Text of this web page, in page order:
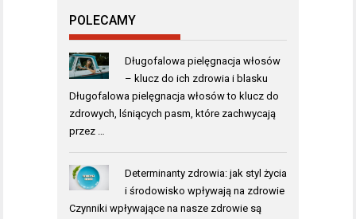
POLECAMY
Długofalowa pielęgnacja włosów
– klucz do ich zdrowia i blasku
Długofalowa pielęgnacja włosów to klucz do
zdrowych, lśniących pasm, które zachwycają
przez …
Determinanty zdrowia: jak styl życia
i środowisko wpływają na zdrowie
Czynniki wpływające na nasze zdrowie są